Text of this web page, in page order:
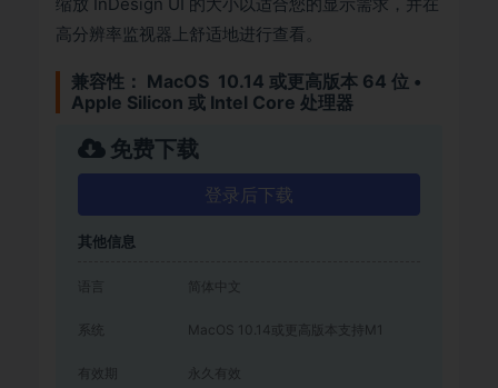
高分辨率监视器上舒适地进行查看。
兼容性： MacOS 10.14 或更高版本 64 位 •
Apple Silicon 或 Intel Core 处理器
免费下载
登录后下载
其他信息
语言 简体中文
系统 MacOS 10.14或更高版本支持M1
有效期 永久有效